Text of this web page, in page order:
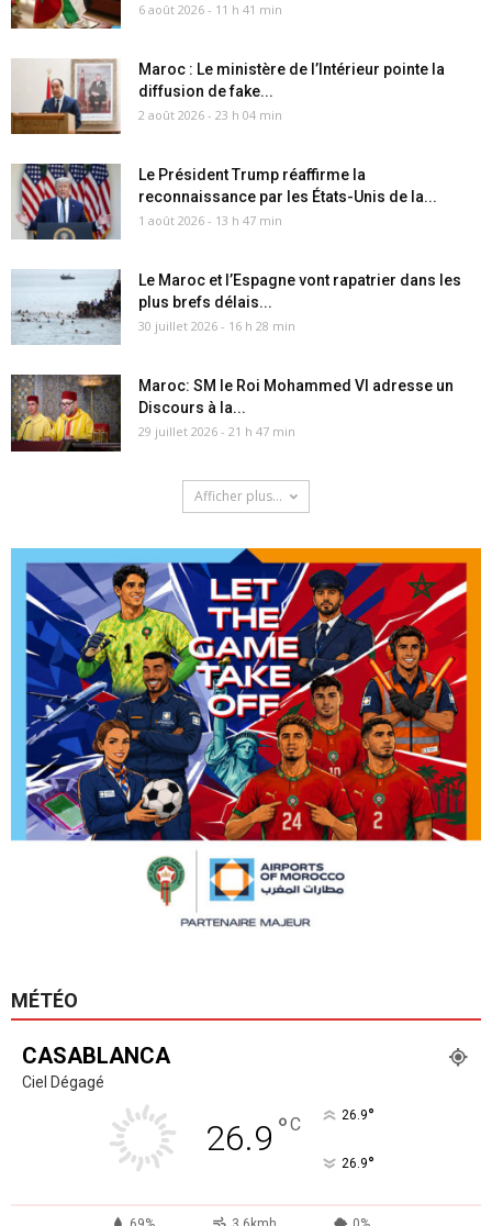
6 août 2026 - 11 h 41 min
Maroc : Le ministère de l’Intérieur pointe la
diffusion de fake...
2 août 2026 - 23 h 04 min
Le Président Trump réaffirme la
reconnaissance par les États-Unis de la...
1 août 2026 - 13 h 47 min
Le Maroc et l’Espagne vont rapatrier dans les
plus brefs délais...
30 juillet 2026 - 16 h 28 min
Maroc: SM le Roi Mohammed VI adresse un
Discours à la...
29 juillet 2026 - 21 h 47 min
Afficher plus...
MÉTÉO
CASABLANCA
Ciel Dégagé
26.9 °C 26.9°
26.9°